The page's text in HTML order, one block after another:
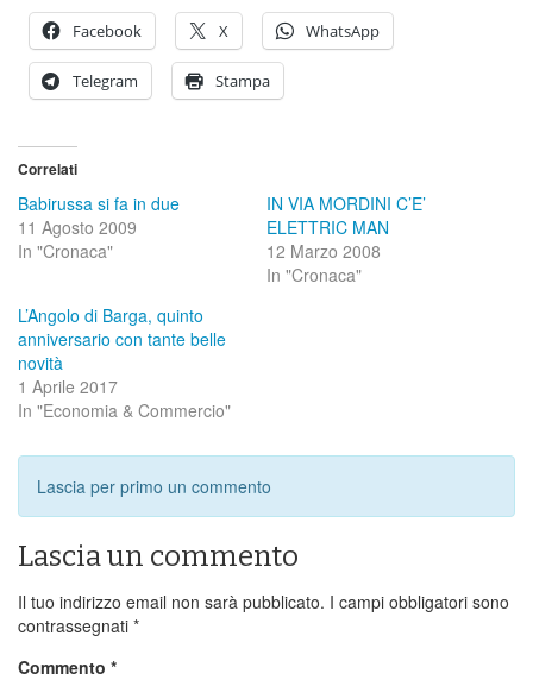
Facebook X WhatsApp
Telegram Stampa
Correlati
Babirussa si fa in due
11 Agosto 2009
In "Cronaca"
IN VIA MORDINI C’E’
ELETTRIC MAN
12 Marzo 2008
In "Cronaca"
L’Angolo di Barga, quinto
anniversario con tante belle
novità
1 Aprile 2017
In "Economia & Commercio"
Lascia per primo un commento
Lascia un commento
Il tuo indirizzo email non sarà pubblicato. I campi obbligatori sono
contrassegnati *
Commento *